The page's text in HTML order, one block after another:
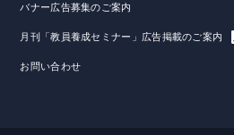
バナー広告募集のご案内
月刊「教員養成セミナー」広告掲載のご案内
お問い合わせ